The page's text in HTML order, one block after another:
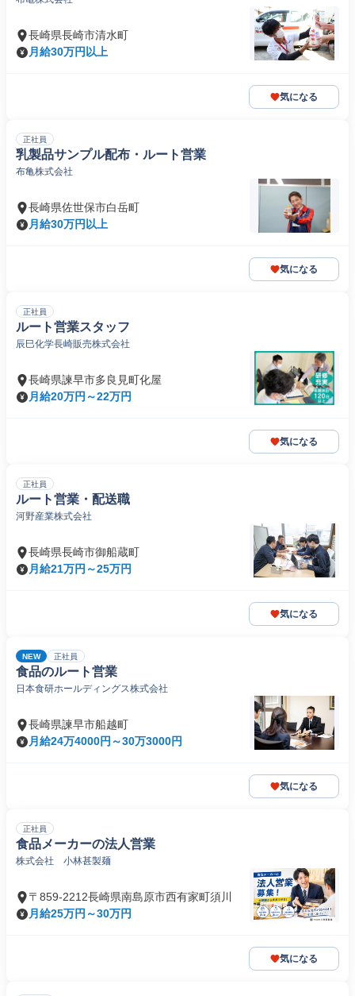
長崎県長崎市清水町
月給30万円以上
気になる
正社員
乳製品サンプル配布・ルート営業
布亀株式会社
長崎県佐世保市白岳町
月給30万円以上
気になる
正社員
ルート営業スタッフ
辰巳化学長崎販売株式会社
長崎県諫早市多良見町化屋
月給20万円～22万円
気になる
正社員
ルート営業・配送職
河野産業株式会社
長崎県長崎市御船蔵町
月給21万円～25万円
気になる
NEW 正社員
食品のルート営業
日本食研ホールディングス株式会社
長崎県諫早市船越町
月給24万4000円～30万3000円
気になる
正社員
食品メーカーの法人営業
株式会社 小林甚製麺
〒859-2212長崎県南島原市西有家町須川
月給25万円～30万円
気になる